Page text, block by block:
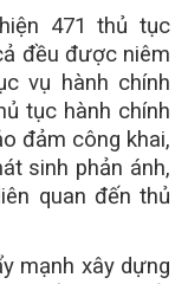
471 thủ tục
đều được niêm
vụ hành chính
tục hành chính
đảm công khai,
sinh phản ánh,
quan đến thủ
mạnh xây dựng